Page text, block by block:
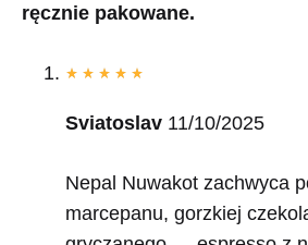
ręcznie pakowane.
Sviatoslav 11/10/2025
Nepal Nuwakot zachwyca
marcepanu, gorzkiej